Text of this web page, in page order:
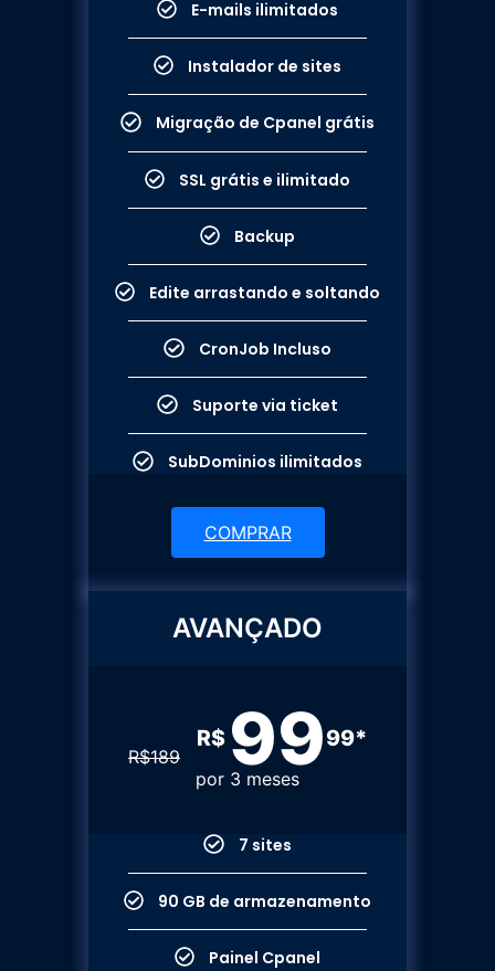
E-mails ilimitados
Instalador de sites
Migração de Cpanel grátis
SSL grátis e ilimitado
Backup
Edite arrastando e soltando
CronJob Incluso​​
Suporte via ticket
SubDominios ilimitados​
COMPRAR
AVANÇADO
R$189
R$ 9999*
por 3 meses
7 sites
90 GB de armazenamento
Painel Cpanel